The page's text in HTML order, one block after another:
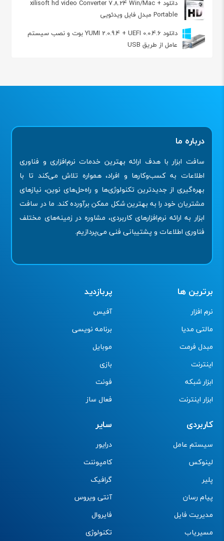
دانلود xilisoft hd video Converter 7.8.24 Win/Mac +
Portable مبدل فایل ویدئویی
دانلود YUMI 2.0.9.4 + UEFI 0.0.4.6 بوت و نصب سیستم
عامل از طریق USB
درباره ما
سافت ابزار با هدف ارائه بهترین خدمات نرم‌افزاری و فناوری
اطلاعات به کسب‌وکارها و افراد، همواره تلاش می‌کند تا با
بهره‌گیری از جدیدترین تکنولوژی‌ها و راه‌حل‌های نوین، نیازهای
مشتریان خود را به بهترین شکل ممکن برآورده کند. ما در سافت
ابزار به ارائه نرم‌افزارهای کاربردی، مشاوره در زمینه‌های مختلف
فناوری اطلاعات و پشتیبانی فنی می‌پردازیم.
برترین ها
نرم افزار
مالتی مدیا
مبدل فرمت
اینترنت
ابزار شبکه
ابزار اینترنت
پربازدید
آفیس
برنامه نویسی
موبایل
بازی
فونت
فعال ساز
کاربردی
سیستم عامل
لینوکس
پلیر
پیام رسان
مدیریت فایل
مسیریاب
سایر
درایور
کامپوننت
گرافیک
آنتی ویروس
فایروال
تکنولوژی